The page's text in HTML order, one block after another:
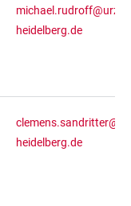
heidelberg.de
heidelberg.de